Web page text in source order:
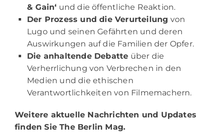
& Gain‘ und die öffentliche Reaktion.
Der Prozess und die Verurteilung von
Lugo und seinen Gefährten und deren
Auswirkungen auf die Familien der Opfer.
Die anhaltende Debatte über die
Verherrlichung von Verbrechen in den
Medien und die ethischen
Verantwortlichkeiten von Filmemachern.
Weitere aktuelle Nachrichten und Updates
finden SieThe Berlin Mag.